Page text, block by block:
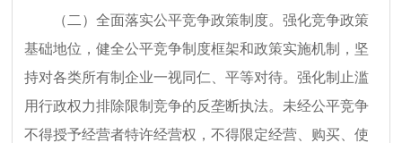
（二）全面落实公平竞争政策制度。强化竞争政策
基础地位，健全公平竞争制度框架和政策实施机制，坚
持对各类所有制企业一视同仁、平等对待。强化制止滥
用行政权力排除限制竞争的反垄断执法。未经公平竞争
不得授予经营者特许经营权，不得限定经营、购买、使